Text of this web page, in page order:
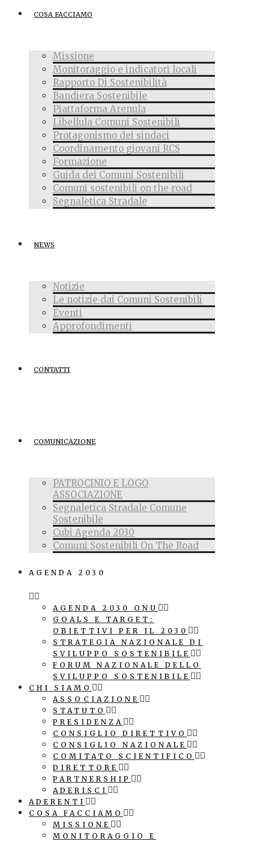
COSA FACCIAMO
Missione
Monitoraggio e indicatori locali
Rapporto Di Sostenibilità
Bandiera Sostenibile
Piattaforma Arenula
Libellula Comuni Sostenibili
Protagonismo dei sindaci
Coordinamento giovani RCS
Formazione
Guida dei Comuni Sostenibili
Comuni sostenibili on the road
Segnaletica Stradale
NEWS
Notizie
Le notizie dai Comuni Sostenibili
Eventi
Approfondimenti
CONTATTI
COMUNICAZIONE
PATROCINIO E LOGO
ASSOCIAZIONE
Segnaletica Stradale Comune
Sostenibile
Cubi Agenda 2030
Comuni Sostenibili On The Road
AGENDA 2030
AGENDA 2030 ONU
GOALS E TARGET:
OBIETTIVI PER IL 2030
STRATEGIA NAZIONALE DI
SVILUPPO SOSTENIBILE
FORUM NAZIONALE DELLO
SVILUPPO SOSTENIBILE
CHI SIAMO
ASSOCIAZIONE
STATUTO
PRESIDENZA
CONSIGLIO DIRETTIVO
CONSIGLIO NAZIONALE
COMITATO SCIENTIFICO
DIRETTORE
PARTNERSHIP
ADERISCI
ADERENTI
COSA FACCIAMO
MISSIONE
MONITORAGGIO E